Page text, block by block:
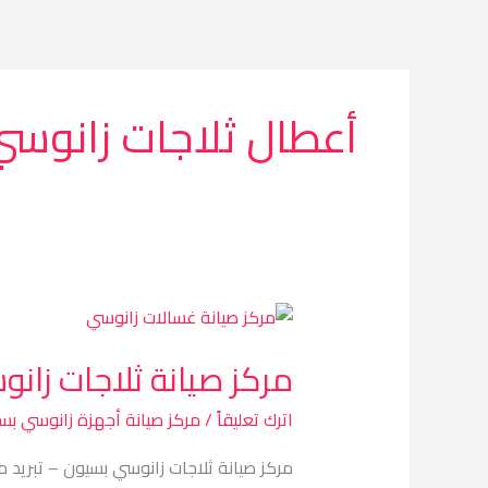
أعطال ثلاجات
مركز صيانة ثلاجات
اترك تعليقاً/مركز صيانة أجهزة زانوسي
مركز
ثلاجات
زانوسي
بسيون